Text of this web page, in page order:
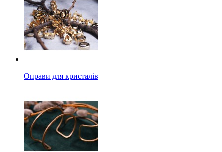
Оправи для кристалів